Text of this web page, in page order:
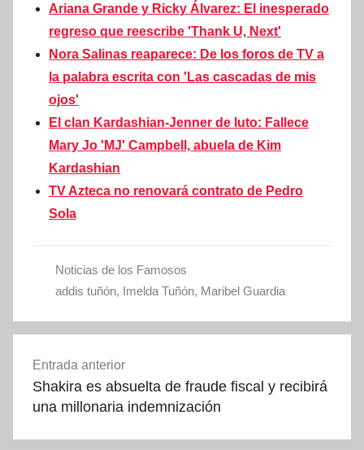
Ariana Grande y Ricky Álvarez: El inesperado
regreso que reescribe 'Thank U, Next'
Nora Salinas reaparece: De los foros de TV a
la palabra escrita con 'Las cascadas de mis
ojos'
El clan Kardashian-Jenner de luto: Fallece
Mary Jo 'MJ' Campbell, abuela de Kim
Kardashian
TV Azteca no renovará contrato de Pedro
Sola
Noticias de los Famosos
addis tuñón, Imelda Tuñón, Maribel Guardia
de
entradas
Entrada anterior
Shakira es absuelta de fraude fiscal y recibirá
una millonaria indemnización